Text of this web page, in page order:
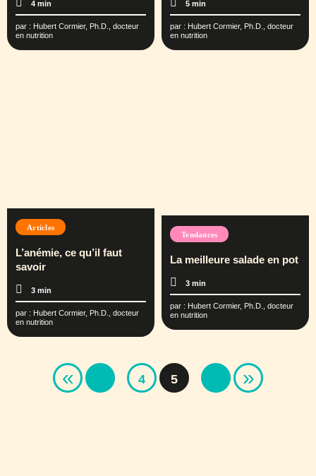
4 min
par : Hubert Cormier, Ph.D., docteur
en nutrition
5 min
par : Hubert Cormier, Ph.D., docteur
en nutrition
Articles
L’anémie, ce qu’il faut
savoir
3 min
par : Hubert Cormier, Ph.D., docteur
en nutrition
Tendances
La meilleure salade en pot
3 min
par : Hubert Cormier, Ph.D., docteur
en nutrition
« 4 5 »